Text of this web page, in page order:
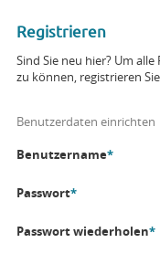
Registrieren
Sind Sie neu hier? Um
zu können, registrieren
Benutzerdaten einrichten
Benutzername*
Passwort*
Passwort wiederholen*